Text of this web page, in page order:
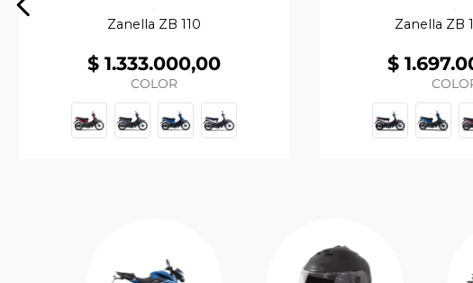
Zanella ZB 110
$ 1.333.000,00
COLOR
Zanella ZB
$ 1.697.